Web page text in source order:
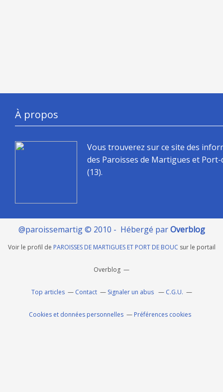
À propos
Vous trouverez sur ce site des
des Paroisses de Martigues et
(13).
@paroissemartig © 2010 - Hébergé parOverblog
Voir le profil de PAROISSES DE MARTIGUES ET PORT DE BOUC sur le portail
Overblog
Top articles Contact Signaler un abus C.G.U.
Cookies et données personnelles Préférences cookies